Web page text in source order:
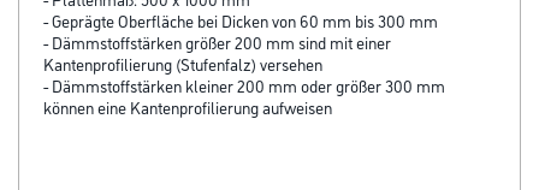
- Geprägte Oberfläche bei Dicken von 60 mm bis 300 mm
- Dämmstoffstärken größer 200 mm sind mit einer
Kantenprofilierung (Stufenfalz) versehen
- Dämmstoffstärken kleiner 200 mm oder größer 300 mm
können eine Kantenprofilierung aufweisen